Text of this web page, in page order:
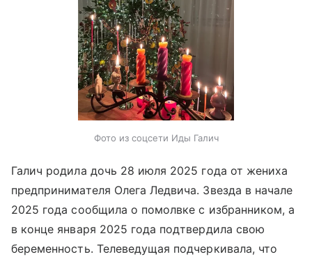
Фото из соцсети Иды Галич
Галич родила дочь 28 июля 2025 года от жениха
предпринимателя Олега Ледвича. Звезда в начале
2025 года сообщила о помолвке с избранником, а
в конце января 2025 года подтвердила свою
беременность. Телеведущая подчеркивала, что